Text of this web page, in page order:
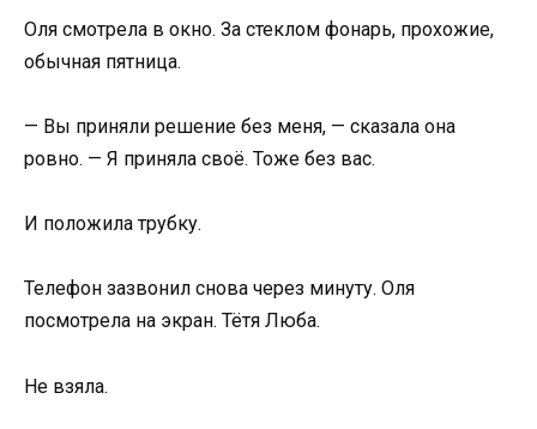
Оля смотрела в окно. За стеклом фонарь, прохожие,
обычная пятница.
— Вы приняли решение без меня, — сказала она
ровно. — Я приняла своё. Тоже без вас.
И положила трубку.
Телефон зазвонил снова через минуту. Оля
посмотрела на экран. Тётя Люба.
Не взяла.